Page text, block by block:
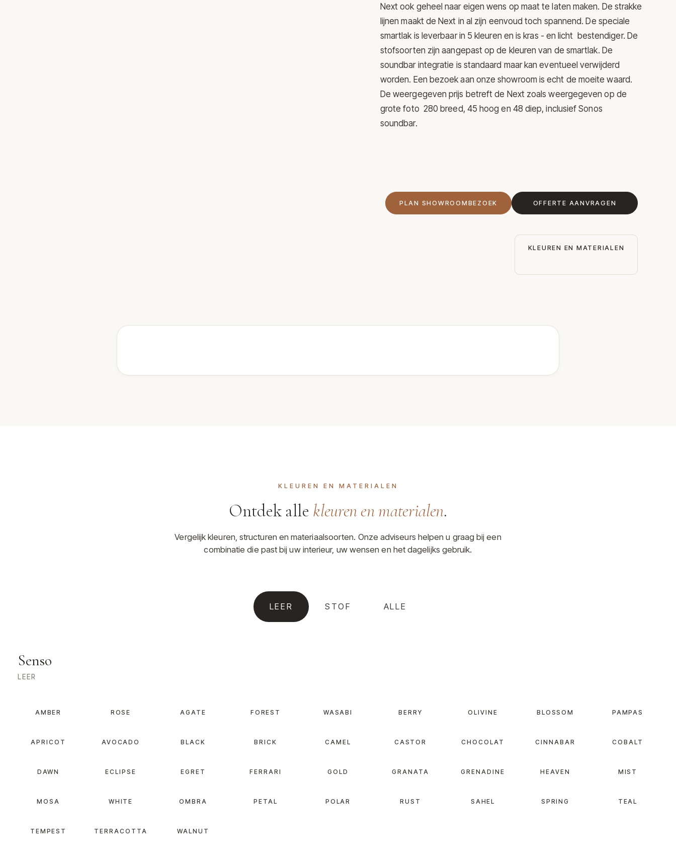
Next ook geheel naar eigen wens op maat te laten maken. De strakke
lijnen maakt de Next in al zijn eenvoud toch spannend. De speciale
smartlak is leverbaar in 5 kleuren en is kras - en licht bestendiger. De
stofsoorten zijn aangepast op de kleuren van de smartlak. De
soundbar integratie is standaard maar kan eventueel verwijderd
worden. Een bezoek aan onze showroom is echt de moeite waard.
De weergegeven prijs betreft de Next zoals weergegeven op de
grote foto 280 breed, 45 hoog en 48 diep, inclusief Sonos
soundbar.
PLAN SHOWROOMBEZOEK OFFERTE AANVRAGEN
KLEUREN EN MATERIALEN
KLEUREN EN MATERIALEN
Ontdek alle kleuren en materialen.
Vergelijk kleuren, structuren en materiaalsoorten. Onze adviseurs helpen u graag bij een
combinatie die past bij uw interieur, uw wensen en het dagelijks gebruik.
LEER STOF ALLE
Senso
LEER
AMBER ROSE AGATE FOREST WASABI BERRY OLIVINE BLOSSOM PAMPAS
APRICOT AVOCADO BLACK BRICK CAMEL CASTOR CHOCOLAT CINNABAR COBALT
DAWN ECLIPSE EGRET FERRARI GOLD GRANATA GRENADINE HEAVEN MIST
MOSA WHITE OMBRA PETAL POLAR RUST SAHEL SPRING TEAL
TEMPEST TERRACOTTA WALNUT